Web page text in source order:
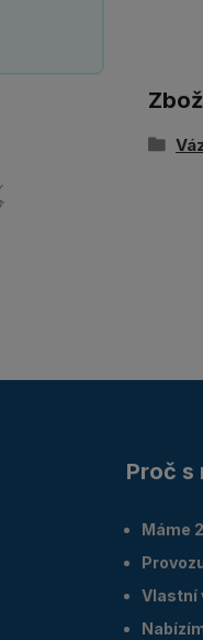
Proč s
Máme
Vlastní